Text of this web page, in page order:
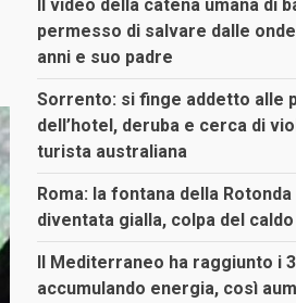
Il video della catena umana di
permesso di salvare dalle
anni e suo padre
Sorrento: si finge addetto alle
dell’hotel, deruba e cerca di
turista australiana
Roma: la fontana della
diventata gialla, colpa del
Il Mediterraneo ha raggiunto i
accumulando energia, così